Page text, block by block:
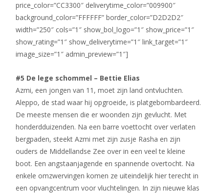
price_color=”CC3300″ deliverytime_color=”009900″
background_color=”FFFFFF” border_color=”D2D2D2″
width=”250″ cols=”1″ show_bol_logo=”1″ show_price=”1″
show_rating=”1″ show_deliverytime=”1″ link_target=”1″
image_size=”1″ admin_preview=”1″]
#5 De lege schommel – Bettie Elias
Azmi, een jongen van 11, moet zijn land ontvluchten.
Aleppo, de stad waar hij opgroeide, is platgebombardeerd.
De meeste mensen die er woonden zijn gevlucht. Met
honderdduizenden. Na een barre voettocht over verlaten
bergpaden, steekt Azmi met zijn zusje Rasha en zijn
ouders de Middellandse Zee over in een veel te kleine
boot. Een angstaanjagende en spannende overtocht. Na
enkele omzwervingen komen ze uiteindelijk hier terecht in
een opvangcentrum voor vluchtelingen. In zijn nieuwe klas